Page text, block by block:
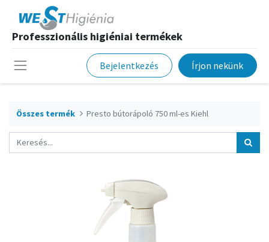
Professzionális higiéniai termékek
Bejelentkezés Írjon nekünk
Összes termék Presto bútorápoló 750 ml-es Kiehl